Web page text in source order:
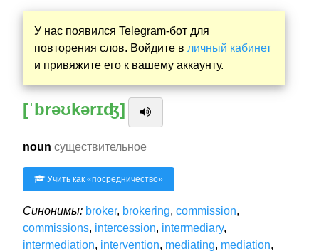
У нас появился Telegram-бот для
повторения слов. Войдите в личный кабинет
и привяжите его к вашему аккаунту.
[ˈbrəʊkərɪʤ]
noun существительное
Учить как «посредничество»
Синонимы: broker, brokering, commission,
commissions, intercession, intermediary,
intermediation, intervention, mediating, mediation,